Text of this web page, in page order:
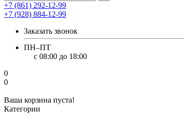
+7 (861) 292-12-99
+7 (928) 884-12-99
Заказать звонок
ПН–ПТ
с 08:00 до 18:00
0
0
Ваша корзина пуста!
Категории